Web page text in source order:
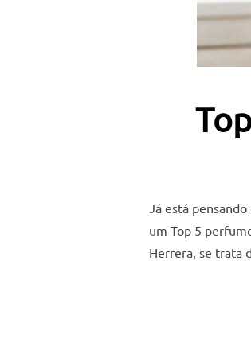
Já está
um Top 5
Herrera, se trata